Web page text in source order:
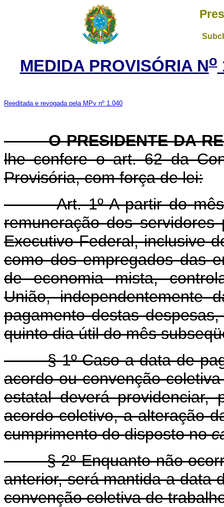
MEDIDA PROVISÓRIA No
Reeditada e revogada pela MPv nº 1.040
O PRESIDENTE DA
lhe confere o art. 62 da
Provisória, com força de lei:
Art. 1º A partir do mês
remuneração dos
Executivo Federal, inclusive
como dos empregados das
de economia mista,
União, independentemente
pagamento destas
quinto dia útil do mês
§ 1º Caso a data de
acordo ou convenção
estatal deverá
acordo coletivo, a alteração
cumprimento do disposto no
§ 2º Enquanto não
anterior, será mantida a data
convenção coletiva de